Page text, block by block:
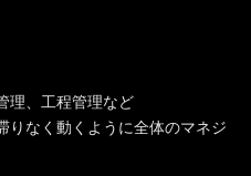
理、工程管理など
りなく動くように全体のマネジ